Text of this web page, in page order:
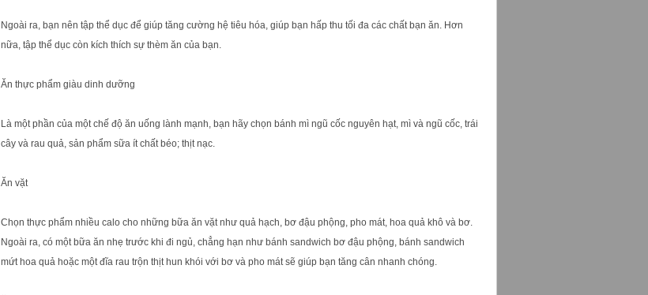
Ngoài ra, bạn nên tập thể dục để giúp tăng cường hệ tiêu hóa, giúp bạn hấp thu tối đa các chất bạn ăn. Hơn
nữa, tập thể dục còn kích thích sự thèm ăn của bạn.
Ăn thực phẩm giàu dinh dưỡng
Là một phần của một chế độ ăn uống lành mạnh, bạn hãy chọn bánh mì ngũ cốc nguyên hạt, mì và ngũ cốc, trái
cây và rau quả, sản phẩm sữa ít chất béo; thịt nạc.
Ăn vặt
Chọn thực phẩm nhiều calo cho những bữa ăn vặt như quả hạch, bơ đậu phộng, pho mát, hoa quả khô và bơ.
Ngoài ra, có một bữa ăn nhẹ trước khi đi ngủ, chẳng hạn như bánh sandwich bơ đậu phộng, bánh sandwich
mứt hoa quả hoặc một đĩa rau trộn thịt hun khói với bơ và pho mát sẽ giúp bạn tăng cân nhanh chóng.